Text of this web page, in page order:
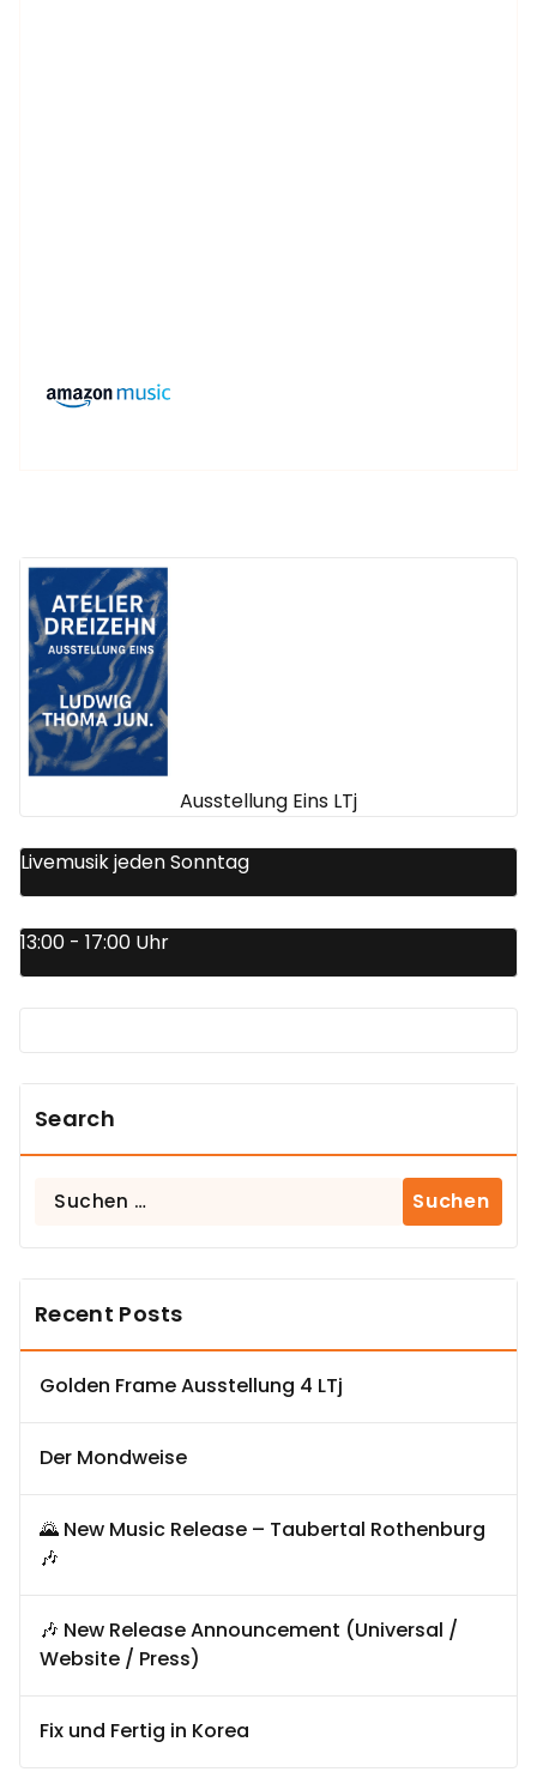
Ausstellung Eins LTj
Livemusik jeden Sonntag
13:00 - 17:00 Uhr
Search
Suchen
Recent Posts
Golden Frame Ausstellung 4 LTj
Der Mondweise
🌄 New Music Release – Taubertal Rothenburg
🎶
🎶 New Release Announcement (Universal /
Website / Press)
Fix und Fertig in Korea